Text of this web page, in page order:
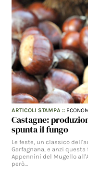
ARTICOLI STAMPA ::
Castagne:
spunta il fungo
Le feste, un classico
Garfagnana, e anzi
Appennini del Mugello
però…